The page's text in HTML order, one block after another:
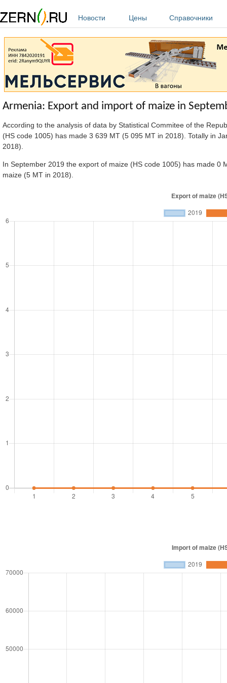
Новости
Цены Справочники
Armenia: Export and import of maize in
According to the analysis of data by Statistical Commitee of the
(HS code 1005) has made 3 639 MT (5 095 MT in 2018). Totally in
2018).
In September 2019 the export of maize (HS code 1005) has made
maize (5 MT in 2018).